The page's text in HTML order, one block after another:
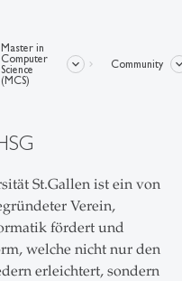
Master in
Computer
Science
(MCS)
Community
St.Gallen ist ein von
Verein,
fördert und
welche nicht nur den
erleichtert, sondern